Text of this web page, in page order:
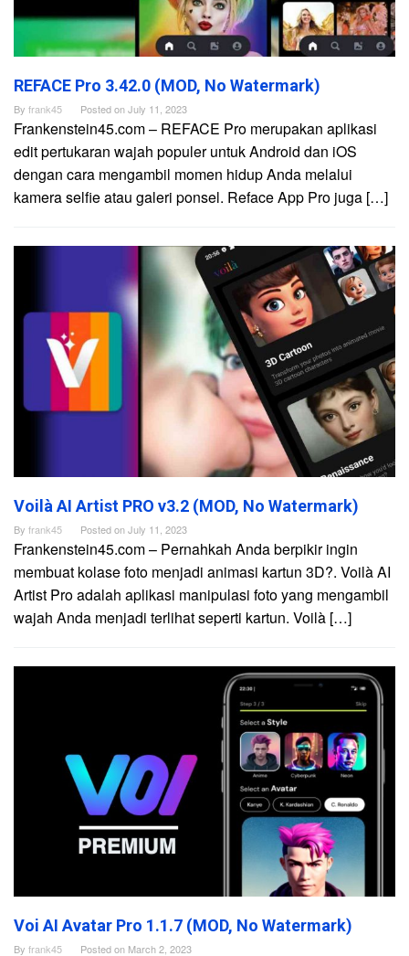
REFACE Pro 3.42.0 (MOD, No Watermark)
By frank45 Posted onJuly 11, 2023
Frankenstein45.com – REFACE Pro merupakan aplikasi
edit pertukaran wajah populer untuk Android dan iOS
dengan cara mengambil momen hidup Anda melalui
kamera selfie atau galeri ponsel. Reface App Pro juga […]
Voilà AI Artist PRO v3.2 (MOD, No Watermark)
By frank45 Posted onJuly 11, 2023
Frankenstein45.com – Pernahkah Anda berpikir ingin
membuat kolase foto menjadi animasi kartun 3D?. Voilà AI
Artist Pro adalah aplikasi manipulasi foto yang mengambil
wajah Anda menjadi terlihat seperti kartun. Voilà […]
Voi AI Avatar Pro 1.1.7 (MOD, No Watermark)
By frank45 Posted on March 2, 2023